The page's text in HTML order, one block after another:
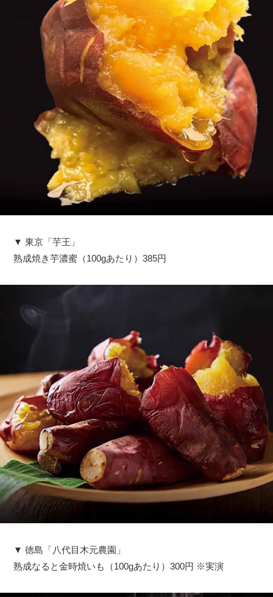
▼ 東京「芋王」
熟成焼き芋濃蜜（100gあたり）385円
▼ 徳島「八代目木元農園」
熟成なると金時焼いも（100gあたり）300円 ※実演